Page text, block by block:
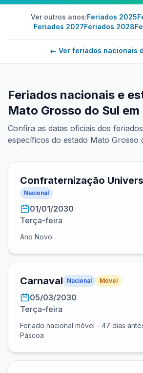
Ver outros anos:Feriados 2025
Feriados 2027Feriados 2028
← Ver feriados nacionais
Feriados nacionais e
Mato Grosso do Sul
Confira as datas oficiais dos
específicos do estado Mato Grosso
Confraternização
Nacional
01/01/2030
Terça-feira
Ano Novo
Carnaval Nacional Móvel
05/03/2030
Terça-feira
Feriado nacional móvel - 47 dias
Páscoa